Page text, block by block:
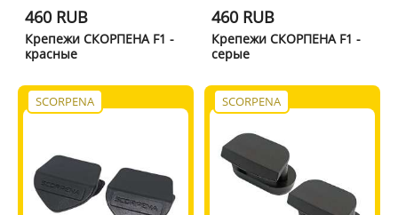
460 RUB
Крепежи СКОРПЕНА F1 -
красные
460 RUB
Крепежи СКОРПЕНА F1 -
серые
SCORPENA SCORPENA